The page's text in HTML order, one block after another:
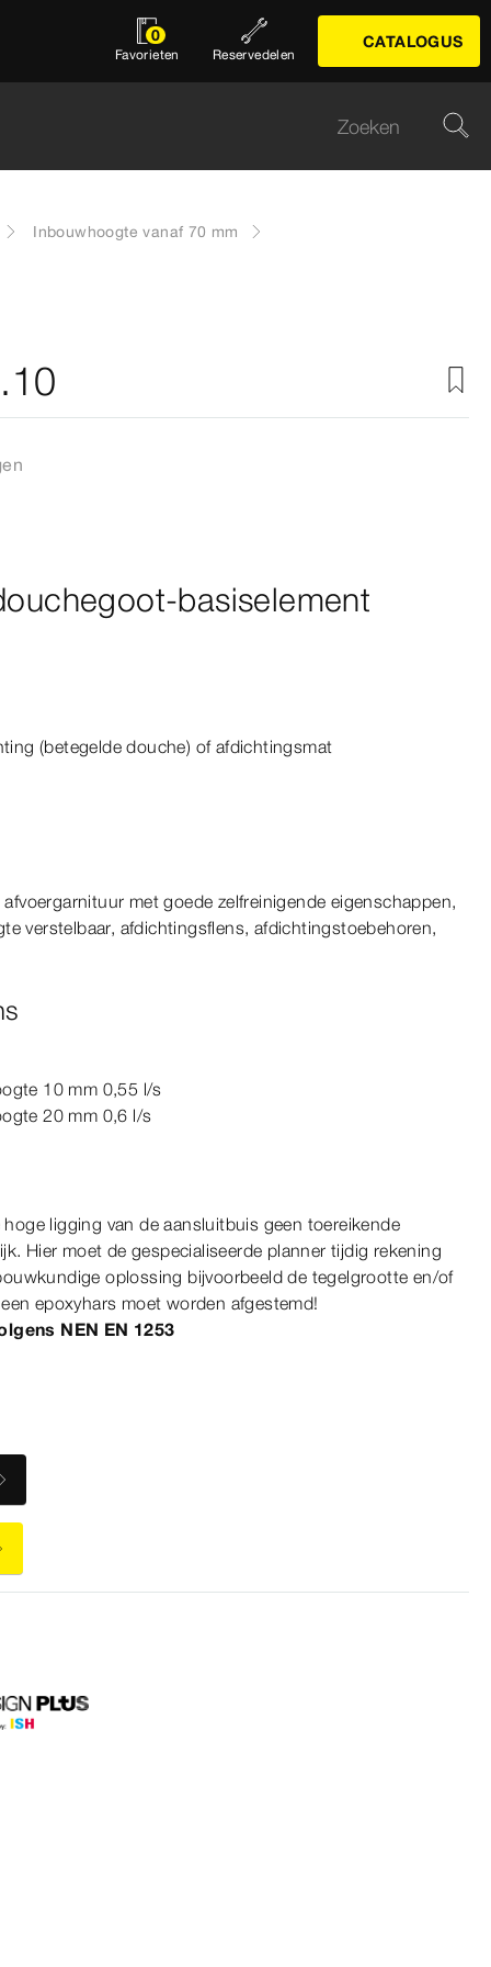
0
Favorieten Reservedelen
CATALOGUS
Inbouwhoogte vanaf 70 mm
basiselement
(betegelde douche) of afdichtingsmat
met goede zelfreinigende eigenschappen,
verstelbaar, afdichtingsflens, afdichtingstoebehoren,
10 mm 0,55 l/s
20 mm 0,6 l/s
ligging van de aansluitbuis geen toereikende
Hier moet de gespecialiseerde planner tijdig rekening
oplossing bijvoorbeeld de tegelgrootte en/of
epoxyhars moet worden afgestemd!
NEN EN 1253